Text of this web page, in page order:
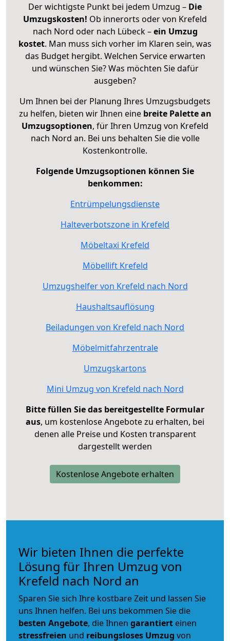
Der wichtigste Punkt bei jedem Umzug – Die
Umzugskosten! Ob innerorts oder von Krefeld
nach Nord oder nach Lübeck –ein Umzug
kostet. Man muss sich vorher im Klaren sein, was
das Budget hergibt. Welchen Service erwarten
und wünschen Sie? Was möchten Sie dafür
ausgeben?
Um Ihnen bei der Planung Ihres Umzugsbudgets
zu helfen, bieten wir Ihnen eine breite Palette an
Umzugsoptionen, für Ihren Umzug von Krefeld
nach Nord an. Bei uns behalten Sie die volle
Kostenkontrolle.
Folgende Umzugsoptionen können Sie
benkommen:
Entrümpelungsdienste
Halteverbotszone in Krefeld
Möbeltaxi Krefeld
Möbellift Krefeld
Umzugshelfer von Krefeld nach Nord
Haushaltsauflösung
Beiladungen von Krefeld nach Nord
Möbelmitfahrzentrale
Umzugskartons
Mini Umzug von Krefeld nach Nord
Bitte füllen Sie das bereitgestellte Formular
aus, um kostenlose Angebote zu erhalten, bei
denen alle Preise und Kosten transparent
dargestellt werden
Kostenlose Angebote erhalten
Wir bieten Ihnen die perfekte
Lösung für Ihren Umzug von
Krefeld nach Nord an
Sparen Sie sich Ihre kostbare Zeit und lassen Sie
uns Ihnen helfen. Bei uns bekommen Sie die
besten Angebote, die Ihnen garantiert einen
stressfreien und reibungsloses Umzug von